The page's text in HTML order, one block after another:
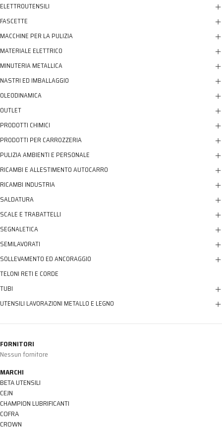
ELETTROUTENSILI
FASCETTE
MACCHINE PER LA PULIZIA
MATERIALE ELETTRICO
MINUTERIA METALLICA
NASTRI ED IMBALLAGGIO
OLEODINAMICA
OUTLET
PRODOTTI CHIMICI
PRODOTTI PER CARROZZERIA
PULIZIA AMBIENTI E PERSONALE
RICAMBI E ALLESTIMENTO AUTOCARRO
RICAMBI INDUSTRIA
SALDATURA
SCALE E TRABATTELLI
SEGNALETICA
SEMILAVORATI
SOLLEVAMENTO ED ANCORAGGIO
TELONI RETI E CORDE
TUBI
UTENSILI LAVORAZIONI METALLO E LEGNO
FORNITORI
Nessun fornitore
MARCHI
BETA UTENSILI
CEJN
CHAMPION LUBRIFICANTI
COFRA
CROWN